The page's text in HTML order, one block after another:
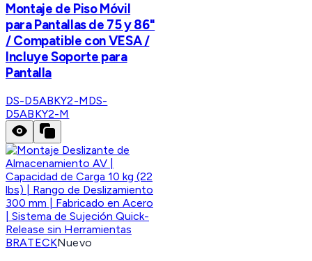
Montaje de Piso Móvil
para Pantallas de 75 y 86"
/ Compatible con VESA /
Incluye Soporte para
Pantalla
DS-D5ABKY2-MDS-
D5ABKY2-M
BRATECKNuevo